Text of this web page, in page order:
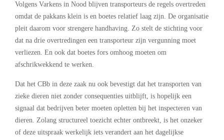
Volgens Varkens in Nood blijven transporteurs de regels overtreden
omdat de pakkans klein is en boetes relatief laag zijn. De organisatie
pleit daarom voor strengere handhaving. Zo stelt de stichting voor
dat na drie overtredingen een transporteur zijn vergunning moet
verliezen. En ook dat boetes fors omhoog moeten om
afschrikwekkend te werken.
Dat het CBb in deze zaak nu ook bevestigt dat het transporten van
zieke dieren niet zonder consequenties uitblijft, is hopelijk een
signaal dat bedrijven beter moeten opletten bij het inspecteren van
dieren. Zolang structureel toezicht echter ontbreekt, is het onzeker
of deze uitspraak werkelijk iets verandert aan het dagelijkse